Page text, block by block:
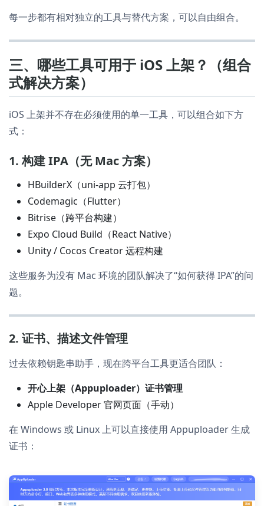
每一步都有相对独立的工具与替代方案，可以自由组合。
三、哪些工具可用于 iOS 上架？（组合
式解决方案）
iOS 上架并不存在必须使用的单一工具，可以组合如下方
式：
1. 构建 IPA（无 Mac 方案）
HBuilderX（uni-app 云打包）
Codemagic（Flutter）
Bitrise（跨平台构建）
Expo Cloud Build（React Native）
Unity / Cocos Creator 远程构建
这些服务为没有 Mac 环境的团队解决了“如何获得 IPA”的问
题。
2. 证书、描述文件管理
过去依赖钥匙串助手，现在跨平台工具更适合团队：
开心上架（Appuploader）证书管理
Apple Developer 官网页面（手动）
在 Windows 或 Linux 上可以直接使用 Appuploader 生成
证书：